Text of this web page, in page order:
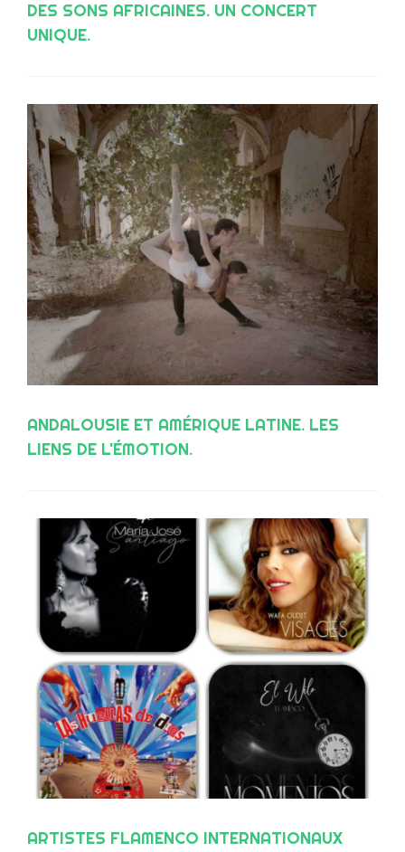
DES SONS AFRICAINES. UN CONCERT
UNIQUE.
ANDALOUSIE ET AMÉRIQUE LATINE. LES
LIENS DE L'ÉMOTION.
ARTISTES FLAMENCO INTERNATIONAUX